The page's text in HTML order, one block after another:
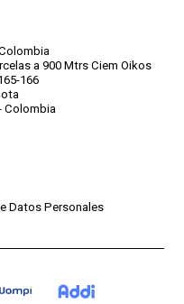
a 900 Mtrs Ciem Oikos
166
Colombia
Datos Personales